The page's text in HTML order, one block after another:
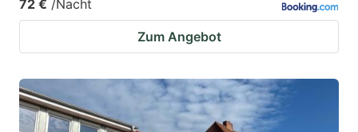
72 € /Nacht
Zum Angebot